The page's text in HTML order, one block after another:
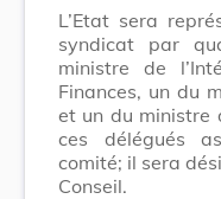
L’Etat sera
syndicat par
ministre de
Finances, un du
et un du ministre
ces délégués
comité; il sera
Conseil.